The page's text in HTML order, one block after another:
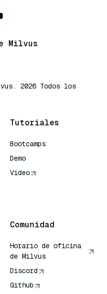
Milvus
2026 Todos los
Tutoriales
Bootcamps
Demo
Video
Comunidad
Horario de oficina
de Milvus
Discord
Github